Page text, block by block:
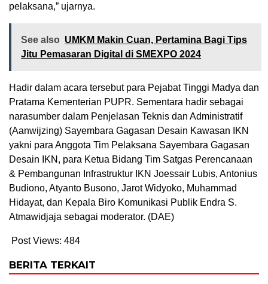
pelaksana,” ujarnya.
See also UMKM Makin Cuan, Pertamina Bagi Tips
Jitu Pemasaran Digital di SMEXPO 2024
Hadir dalam acara tersebut para Pejabat Tinggi Madya dan
Pratama Kementerian PUPR. Sementara hadir sebagai
narasumber dalam Penjelasan Teknis dan Administratif
(Aanwijzing) Sayembara Gagasan Desain Kawasan IKN
yakni para Anggota Tim Pelaksana Sayembara Gagasan
Desain IKN, para Ketua Bidang Tim Satgas Perencanaan
& Pembangunan Infrastruktur IKN Joessair Lubis, Antonius
Budiono, Atyanto Busono, Jarot Widyoko, Muhammad
Hidayat, dan Kepala Biro Komunikasi Publik Endra S.
Atmawidjaja sebagai moderator. (DAE)
Post Views: 484
BERITA TERKAIT